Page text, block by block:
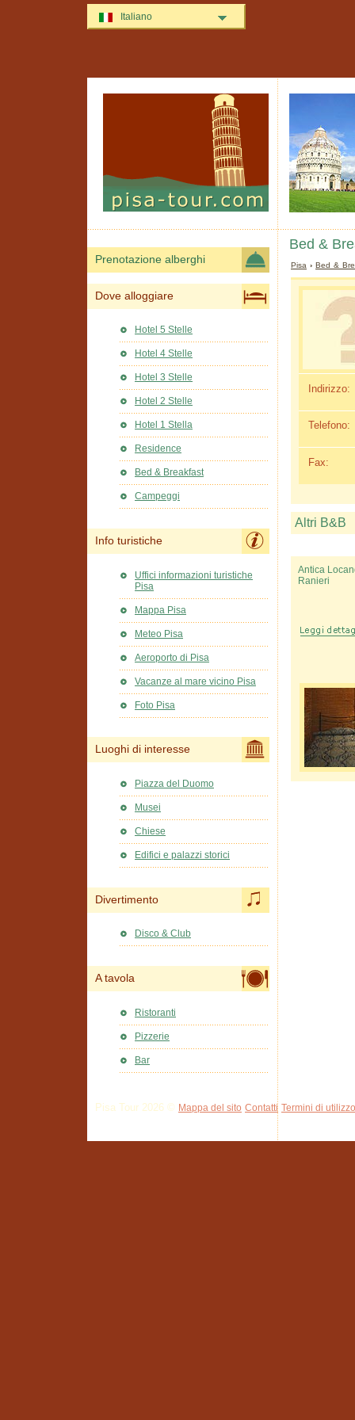
Bed &
Pisa ›Bed &
Indirizzo:
Telefono:
Fax:
Altri B&B
Antica
Ranieri
Prenotazione alberghi
Dove alloggiare
Hotel 5 Stelle
Hotel 4 Stelle
Hotel 3 Stelle
Hotel 2 Stelle
Hotel 1 Stella
Residence
Bed & Breakfast
Campeggi
Info turistiche
Uffici informazioni turistiche
Pisa
Mappa Pisa
Meteo Pisa
Aeroporto di Pisa
Vacanze al mare vicino Pisa
Foto Pisa
Luoghi di interesse
Piazza del Duomo
Musei
Chiese
Edifici e palazzi storici
Divertimento
Disco & Club
A tavola
Ristoranti
Pizzerie
Bar
Pisa Tour 2026 © Mappa del sito Contatti Termini di utilizzo
Italiano